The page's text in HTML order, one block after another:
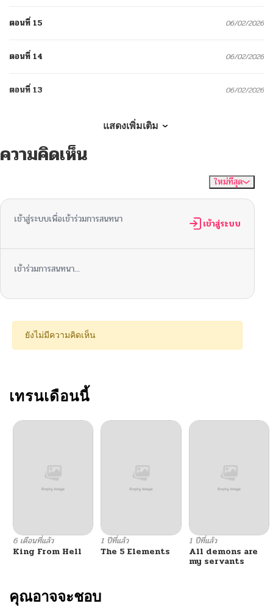
ตอนที่ 15 06/02/2026
ตอนที่ 14 06/02/2026
ตอนที่ 13 06/02/2026
ตอนที่ 11
06/02/2026
ตอนที่ 8 06/02/2026
06/02/2026
ตอนที่ 5 06/02/2026
ตอนที่ 3.1
ตอนที่ 3
แสดงเพิ่มเติม
ความคิดเห็น
ใหม่ที่สุด
เข้าสู่ระบบเพื่อเข้าร่วมการสนทนา เข้าสู่ระบบ
เข้าร่วมการสนทนา...
ยังไม่มีความคิดเห็น
เทรนเดือนนี้
6 เดือนที่แล้ว
King From Hell
1 ปีที่แล้ว
The 5 Elements
1 ปีที่แล้ว
All demons are
my servants
คุณอาจจะชอบ